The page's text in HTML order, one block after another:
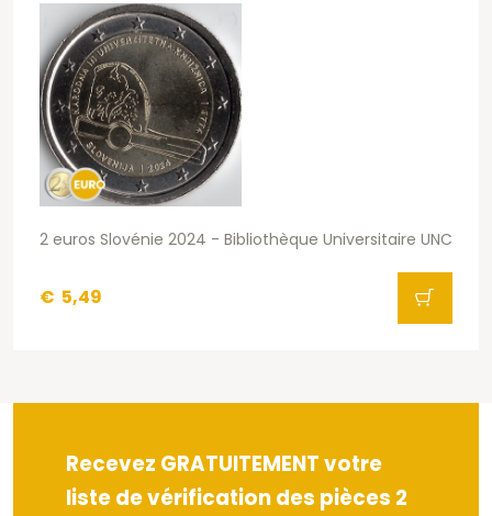
2 euros Slovénie 2024 - Bibliothèque Universitaire UNC
€ 5,49
Recevez GRATUITEMENT votre
liste de vérification des pièces 2